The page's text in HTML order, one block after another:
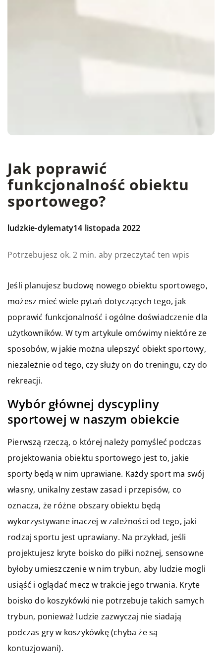
Jak poprawić
funkcjonalność obiektu
sportowego?
ludzkie-dylematy14 listopada 2022
Potrzebujesz ok. 2 min. aby przeczytać ten wpis
Jeśli planujesz budowę nowego obiektu sportowego,
możesz mieć wiele pytań dotyczących tego, jak
poprawić funkcjonalność i ogólne doświadczenie dla
użytkowników. W tym artykule omówimy niektóre ze
sposobów, w jakie można ulepszyć obiekt sportowy,
niezależnie od tego, czy służy on do treningu, czy do
rekreacji.
Wybór głównej dyscypliny
sportowej w naszym obiekcie
Pierwszą rzeczą, o której należy pomyśleć podczas
projektowania obiektu sportowego jest to, jakie
sporty będą w nim uprawiane. Każdy sport ma swój
własny, unikalny zestaw zasad i przepisów, co
oznacza, że różne obszary obiektu będą
wykorzystywane inaczej w zależności od tego, jaki
rodzaj sportu jest uprawiany. Na przykład, jeśli
projektujesz kryte boisko do piłki nożnej, sensowne
byłoby umieszczenie w nim trybun, aby ludzie mogli
usiąść i oglądać mecz w trakcie jego trwania. Kryte
boisko do koszykówki nie potrzebuje takich samych
trybun, ponieważ ludzie zazwyczaj nie siadają
podczas gry w koszykówkę (chyba że są
kontuzjowani).